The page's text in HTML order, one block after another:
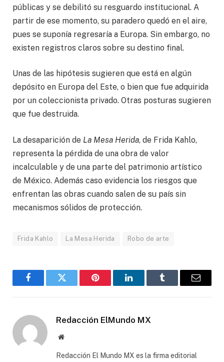
públicas y se debilitó su resguardo institucional. A
partir de ese momento, su paradero quedó en el aire,
pues se suponía regresaría a Europa. Sin embargo, no
existen registros claros sobre su destino final.
Unas de las hipótesis sugieren que está en algún
depósito en Europa del Este, o bien que fue adquirida
por un coleccionista privado. Otras posturas sugieren
que fue destruida.
La desaparición de La Mesa Herida, de Frida Kahlo,
representa la pérdida de una obra de valor
incalculable y de una parte del patrimonio artístico
de México. Además caso evidencia los riesgos que
enfrentan las obras cuando salen de su país sin
mecanismos sólidos de protección.
Frida Kahlo La Mesa Herida Robo de arte
FacebookGorjeo Pinterest LinkedInTumblr
Correo
Redacción ElMundo MX
Sitio
Redacción El Mundo MX es la firma editorial